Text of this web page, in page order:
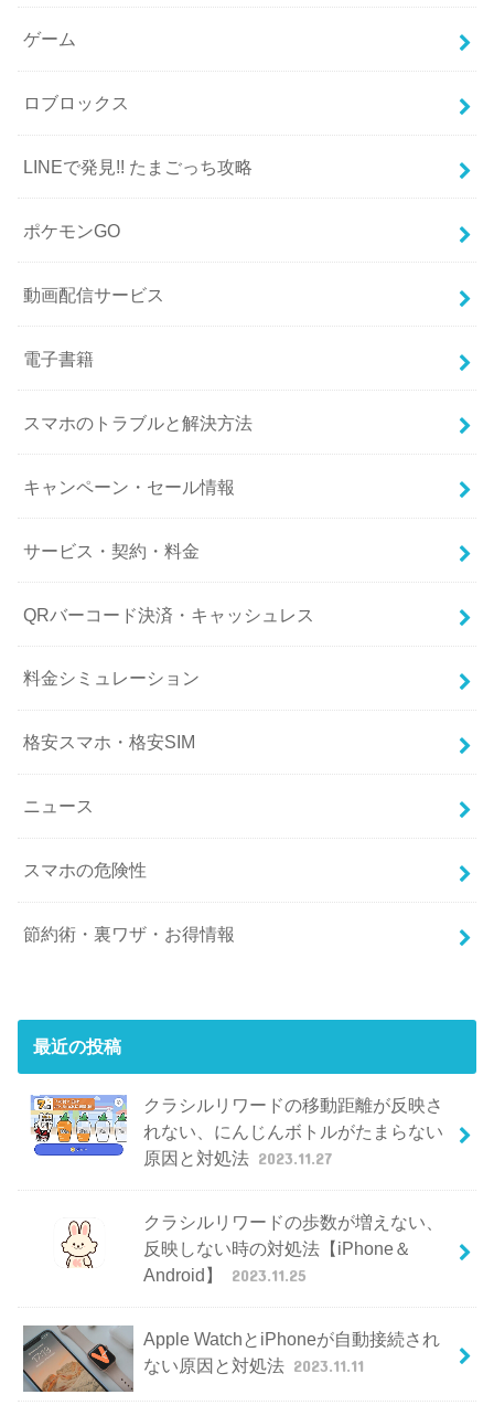
ゲーム
ロブロックス
LINEで発見!! たまごっち攻略
ポケモンGO
動画配信サービス
電子書籍
スマホのトラブルと解決方法
キャンペーン・セール情報
サービス・契約・料金
QRバーコード決済・キャッシュレス
料金シミュレーション
格安スマホ・格安SIM
ニュース
スマホの危険性
節約術・裏ワザ・お得情報
最近の投稿
クラシルリワードの移動距離が反映さ
れない、にんじんボトルがたまらない
原因と対処法 2023.11.27
クラシルリワードの歩数が増えない、
反映しない時の対処法【iPhone＆
Android】
2023.11.25
Apple WatchとiPhoneが自動接続され
ない原因と対処法 2023.11.11